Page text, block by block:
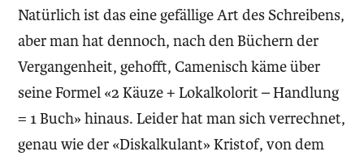
Natürlich ist das eine gefällige Art des Schreibens,
aber man hat dennoch, nach den Büchern der
Vergangenheit, gehofft, Camenisch käme über
seine Formel «2 Käuze + Lokalkolorit – Handlung
= 1 Buch» hinaus. Leider hat man sich verrechnet,
genau wie der «Diskalkulant» Kristof, von dem